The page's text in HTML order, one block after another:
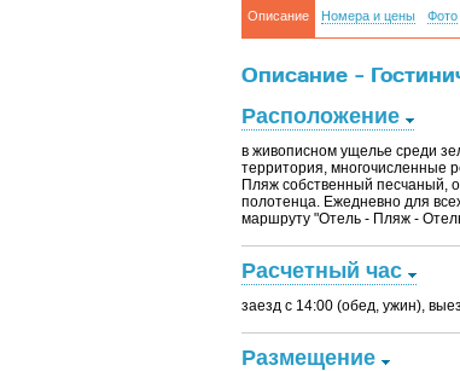
Описание Номера и цены Фото
Описание -
Расположение
в живописном ущелье среди
территория, многочисленные
Пляж собственный песчаный,
полотенца. Ежедневно для
маршруту "Отель - Пляж -
Расчетный час
заезд с 14:00 (обед, ужин),
Размещение